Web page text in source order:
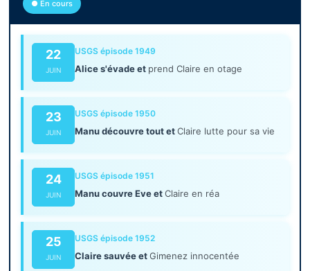
● En cours
22
JUIN
USGS épisode 1949
Alice s'évade et prend Claire en otage
23
JUIN
USGS épisode 1950
Manu découvre tout etClaire lutte pour sa vie
24
JUIN
USGS épisode 1951
Manu couvre Eve etClaire en réa
25
JUIN
USGS épisode 1952
Claire sauvée etGimenez innocentée